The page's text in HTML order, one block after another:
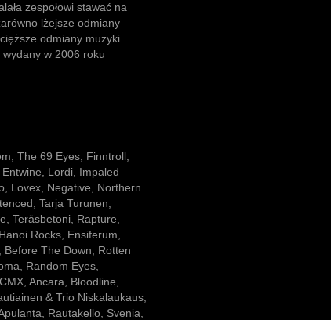
zespołowi stawać na
lżejsze odmiany
odmiany muzyki
w 2006 roku
The 69 Eyes, Finntroll,
Lordi, Impaled
Lovex, Negative, Northern
Tarja Turunen,
Teräsbetoni, Rapture,
Rocks, Ensiferum,
Before The Down, Rotten
Random Eyes,
Ancara, Bloodline,
& Trio Niskalaukaus,
Rautakello, Svenia,